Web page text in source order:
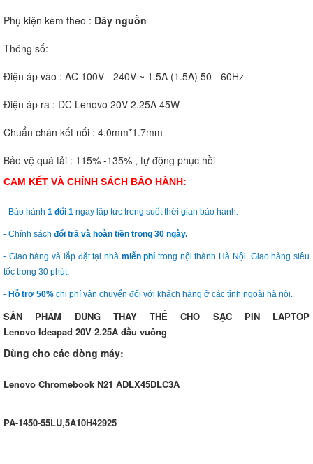
Phụ kiện kèm theo : Dây nguồn
Thông số:
Điện áp vào : AC 100V - 240V ~ 1.5A (1.5A) 50 - 60Hz
Điện áp ra : DC Lenovo 20V 2.25A 45W
Chuẩn chân kết nối : 4.0mm*1.7mm
Bảo vệ quá tải : 115% -135% , tự động phục hồi
CAM KẾT VÀ CHÍNH SÁCH BẢO HÀNH:
- Bảo hành 1 đổi 1 ngay lập tức trong suốt thời gian bảo hành.
- Chính sách đổi trả và hoàn tiền trong 30 ngày.
- Giao hàng và lắp đặt tại nhà miễn phí trong nội thành Hà Nội. Giao hàng siêu
tốc trong 30 phút.
- Hỗ trợ 50% chi phí vận chuyển đối với khách hàng ở các tỉnh ngoài hà nội.
SẢN PHẨM DÙNG THAY THẾ CHO SẠC PIN LAPTOP
Lenovo Ideapad 20V 2.25A đầu vuông
Dùng cho các dòng máy:
Lenovo Chromebook N21 ADLX45DLC3A
PA-1450-55LU,5A10H42925